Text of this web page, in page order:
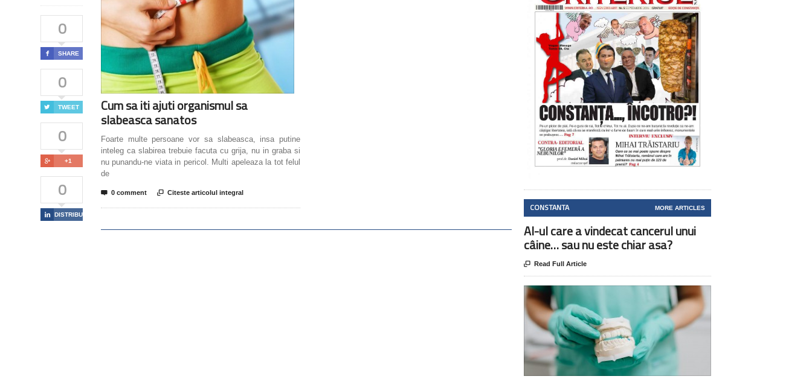
0
 SHARE
0
 TWEET
0
 +1
0
 DISTRIBUIE
Cum sa iti ajuti organismul sa
slabeasca sanatos
Foarte multe persoane vor sa slabeasca, insa putine
inteleg ca slabirea trebuie facuta cu grija, nu in graba si
nu punandu-ne viata in pericol. Multi apeleaza la tot felul
de
 0 comment  Citeste articolul integral
CONSTANTA MORE ARTICLES
AI-ul care a vindecat cancerul unui
câine… sau nu este chiar asa?
 Read Full Article